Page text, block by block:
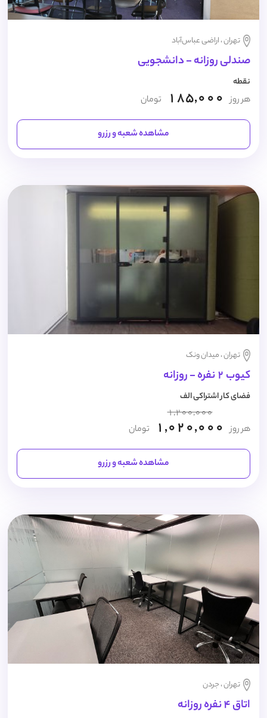
تهران ، اراضی عباس‌آباد
صندلی روزانه - دانشجویی
نقطه
هر روز 185,000 تومان
مشاهده شعبه و رزرو
تهران ، میدان ونک
کیوب 2 نفره - روزانه
فضای کار اشتراکی الف
هر روز
1,200,000
1,020,000 تومان
مشاهده شعبه و رزرو
تهران ، جردن
اتاق 4 نفره روزانه